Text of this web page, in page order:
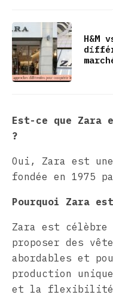
H&M
Est-ce que Zara
?
Oui, Zara est une
fondée en 1975
Pourquoi Zara
Zara est célèbre
proposer des
abordables et
production
et la